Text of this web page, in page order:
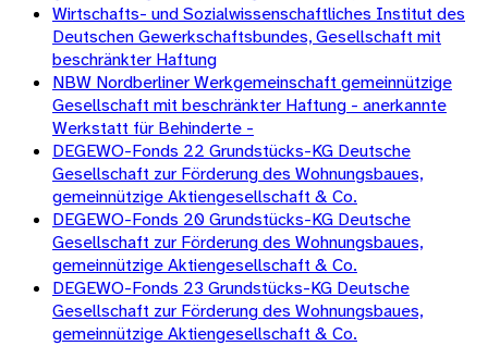
Wirtschafts- und Sozialwissenschaftliches Institut des
Deutschen Gewerkschaftsbundes, Gesellschaft mit
beschränkter Haftung
NBW Nordberliner Werkgemeinschaft gemeinnützige
Gesellschaft mit beschränkter Haftung - anerkannte
Werkstatt für Behinderte -
DEGEWO-Fonds 22 Grundstücks-KG Deutsche
Gesellschaft zur Förderung des Wohnungsbaues,
gemeinnützige Aktiengesellschaft & Co.
DEGEWO-Fonds 20 Grundstücks-KG Deutsche
Gesellschaft zur Förderung des Wohnungsbaues,
gemeinnützige Aktiengesellschaft & Co.
DEGEWO-Fonds 23 Grundstücks-KG Deutsche
Gesellschaft zur Förderung des Wohnungsbaues,
gemeinnützige Aktiengesellschaft & Co.